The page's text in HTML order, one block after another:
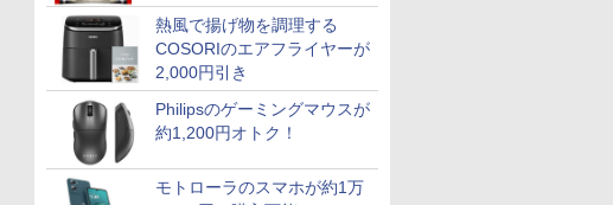
熱風で揚げ物を調理する
COSORIのエアフライヤーが
2,000円引き
Philipsのゲーミングマウスが
約1,200円オトク！
モトローラのスマホが約1万